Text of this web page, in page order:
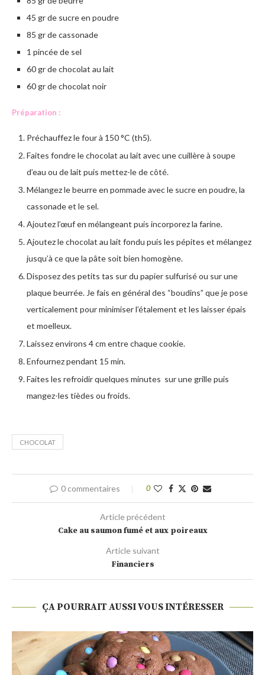
45 gr de sucre en poudre
85 gr de cassonade
1 pincée de sel
60 gr de chocolat au lait
60 gr de chocolat noir
Préparation :
Préchauffez le four à 150 °C (th5).
Faites fondre le chocolat au lait avec une cuillère à soupe
d’eau ou de lait puis mettez-le de côté.
Mélangez le beurre en pommade avec le sucre en poudre, la
cassonade et le sel.
Ajoutez l’œuf en mélangeant puis incorporez la farine.
Ajoutez le chocolat au lait fondu puis les pépites et mélangez
jusqu’à ce que la pâte soit bien homogène.
Disposez des petits tas sur du papier sulfurisé ou sur une
plaque beurrée. Je fais en général des “boudins” que je pose
verticalement pour minimiser l’étalement et les laisser épais
et moelleux.
Laissez environs 4 cm entre chaque cookie.
Enfournez pendant 15 min.
Faites les refroidir quelques minutes sur une grille puis
mangez-les tièdes ou froids.
CHOCOLAT
0 commentaires 0
Article précédent
Cake au saumon fumé et aux poireaux
Article suivant
Financiers
ÇA POURRAIT AUSSI VOUS INTÉRESSER